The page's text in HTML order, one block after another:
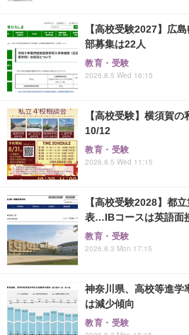
【高校受験2027】広
部募集は22人
教育・受験
2026.8.5 Wed 16:15
【高校受験】横須賀
10/12
教育・受験
2026.8.5 Wed 11:15
【高校受験2028】都
表…IBコースは英語面
教育・受験
2026.8.3 Mon 17:15
神奈川県、高校等進
は減少傾向
教育・受験